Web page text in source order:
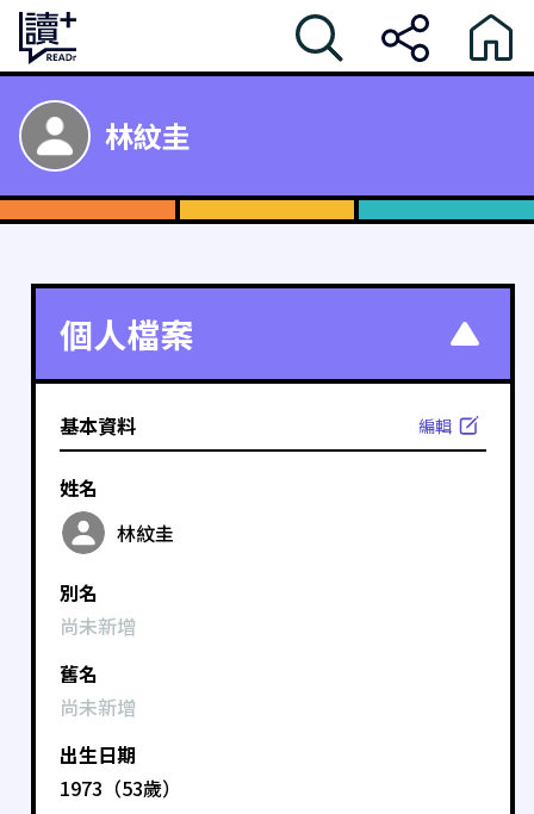
林紋圭
個人檔案
基本資料 編輯
姓名
林紋圭
別名
尚未新增
舊名
尚未新增
出生日期
1973（53歲）